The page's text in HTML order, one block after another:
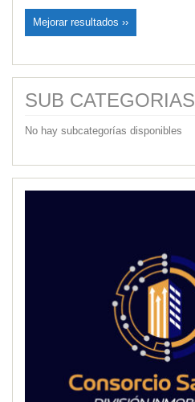
Mejorar resultados ››
SUB CATEGORIAS
No hay subcategorías disponibles